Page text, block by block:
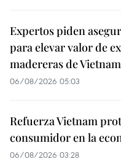
Expertos piden
para elevar valor de
madereras de Vietnam
06/08/2026 05:03
Refuerza Vietnam
consumidor en la
06/08/2026 03:28